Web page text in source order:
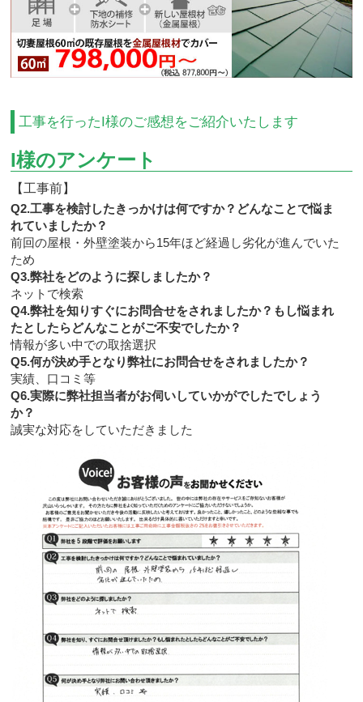
工事を行ったI様のご感想をご紹介いたします
I様のアンケート
【工事前】
Q2.工事を検討したきっかけは何ですか？どんなことで悩ま
れていましたか？
前回の屋根・外壁塗装から15年ほど経過し劣化が進んでいた
ため
Q3.弊社をどのように探しましたか？
ネットで検索
Q4.弊社を知りすぐにお問合せをされましたか？もし悩まれ
たとしたらどんなことがご不安でしたか？
情報が多い中での取捨選択
Q5.何が決め手となり弊社にお問合せをされましたか？
実績、口コミ等
Q6.実際に弊社担当者がお伺いしていかがでしたでしょう
か？
誠実な対応をしていただきました